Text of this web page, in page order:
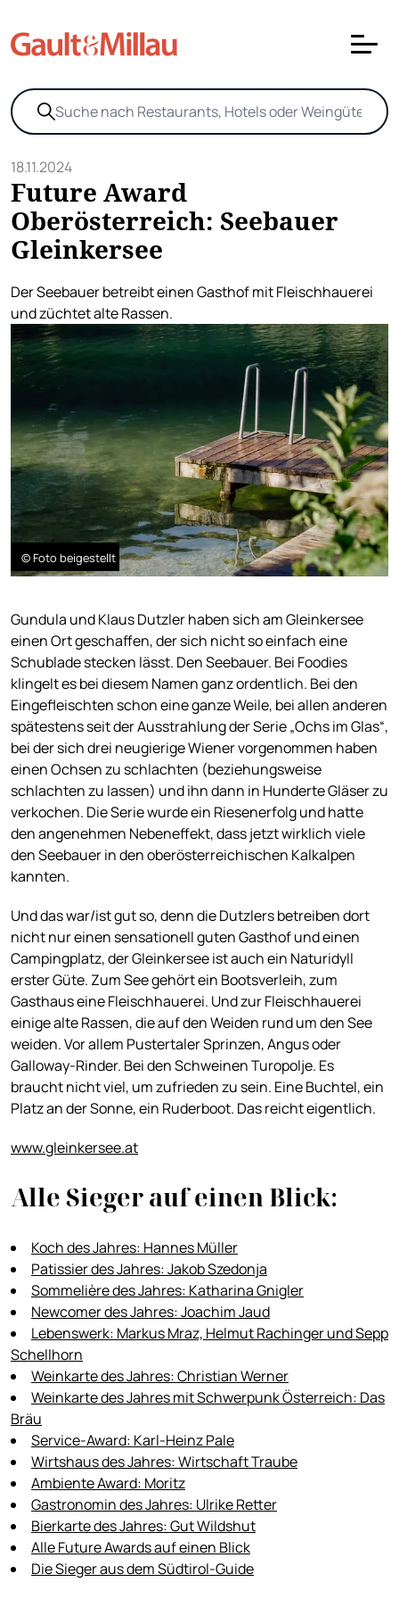
18.11.2024
Future Award
Oberösterreich: Seebauer
Gleinkersee
Der Seebauer betreibt einen Gasthof mit Fleischhauerei
und züchtet alte Rassen.
© Foto beigestellt
Gundula und Klaus Dutzler haben sich am Gleinkersee
einen Ort geschaffen, der sich nicht so einfach eine
Schublade stecken lässt. Den Seebauer. Bei Foodies
klingelt es bei diesem Namen ganz ordentlich. Bei den
Eingefleischten schon eine ganze Weile, bei allen anderen
spätestens seit der Ausstrahlung der Serie „Ochs im Glas“,
bei der sich drei neugierige Wiener vorgenommen haben
einen Ochsen zu schlachten (beziehungsweise
schlachten zu lassen) und ihn dann in Hunderte Gläser zu
verkochen. Die Serie wurde ein Riesenerfolg und hatte
den angenehmen Nebeneffekt, dass jetzt wirklich viele
den Seebauer in den oberösterreichischen Kalkalpen
kannten.
Und das war/ist gut so, denn die Dutzlers betreiben dort
nicht nur einen sensationell guten Gasthof und einen
Campingplatz, der Gleinkersee ist auch ein Naturidyll
erster Güte. Zum See gehört ein Bootsverleih, zum
Gasthaus eine Fleischhauerei. Und zur Fleischhauerei
einige alte Rassen, die auf den Weiden rund um den See
weiden. Vor allem Pustertaler Sprinzen, Angus oder
Galloway-Rinder. Bei den Schweinen Turopolje. Es
braucht nicht viel, um zufrieden zu sein. Eine Buchtel, ein
Platz an der Sonne, ein Ruderboot. Das reicht eigentlich.
www.gleinkersee.at
Alle Sieger auf einen Blick:
Koch des Jahres: Hannes Müller
Patissier des Jahres: Jakob Szedonja
Sommelière des Jahres: Katharina Gnigler
Newcomer des Jahres: Joachim Jaud
Lebenswerk: Markus Mraz, Helmut Rachinger und Sepp
Schellhorn
Weinkarte des Jahres: Christian Werner
Weinkarte des Jahres mit Schwerpunk Österreich: Das
Bräu
Service-Award: Karl-Heinz Pale
Wirtshaus des Jahres: Wirtschaft Traube
Ambiente Award: Moritz
Gastronomin des Jahres: Ulrike Retter
Bierkarte des Jahres: Gut Wildshut
Alle Future Awards auf einen Blick
Die Sieger aus dem Südtirol-Guide